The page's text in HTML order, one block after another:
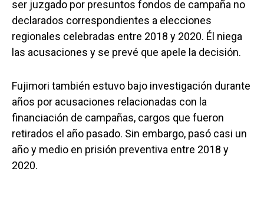
ser juzgado por presuntos fondos de campaña no
declarados correspondientes a elecciones
regionales celebradas entre 2018 y 2020. Él niega
las acusaciones y se prevé que apele la decisión.
Fujimori también estuvo bajo investigación durante
años por acusaciones relacionadas con la
financiación de campañas, cargos que fueron
retirados el año pasado. Sin embargo, pasó casi un
año y medio en prisión preventiva entre 2018 y
2020.